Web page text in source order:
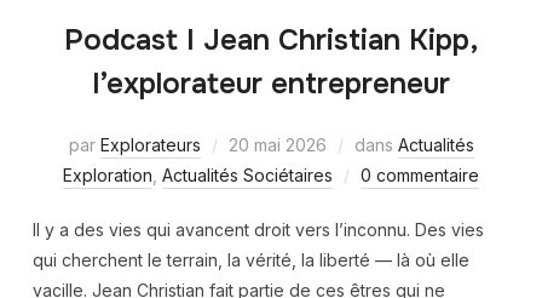
Podcast I Jean Christian Kipp,
l’explorateur entrepreneur
par Explorateurs 20 mai 2026 dans Actualités
Exploration Actualités Sociétaires 0 commentaire
Il y a des vies qui avancent droit vers l’inconnu. Des vies
qui cherchent le terrain, la vérité, la liberté — là où elle
vacille. Jean Christian fait partie de ces êtres qui ne